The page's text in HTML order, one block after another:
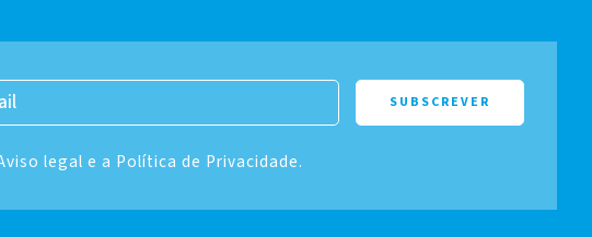
legal e a Política de Privacidade.